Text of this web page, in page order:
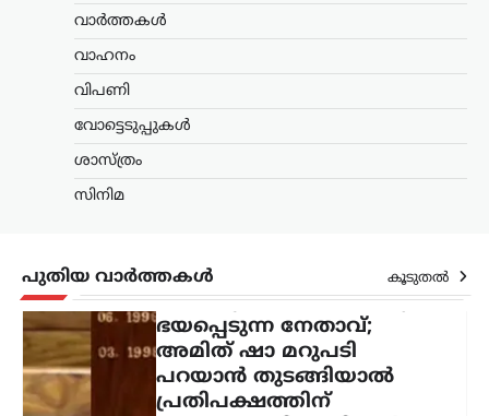
വാർത്തകൾ
വാഹനം
വിപണി
വോട്ടെടുപ്പുകൾ
ശാസ്ത്രം
സിനിമ
പുതിയ വാർത്തകൾ കൂടുതൽ
താങ്ങാനാകില്ല: കിരൺ
റിജിജു
ന്യൂസ് ഡെസ്ക്
ഓഗസ്റ്റ്‌ 7, 2026
അമിത് ഷായുടെ അസാന്നിധ്യം
ചൂണ്ടിക്കാട്ടി പ്രതിപക്ഷം പ്രതിഷേധം
പിന്തുണയുമായി കേന്ദ്ര പാർലമെന്ററി
തമിഴ്നാട്
വിജയ്‌ക്കെതിരായ
വിവാഹമോചന ഹർജി
പിൻവലിച്ച് ഭാര്യ സംഗീത;
കുടുംബ കോടതിയിൽ
കേസ് അവസാനിച്ചു